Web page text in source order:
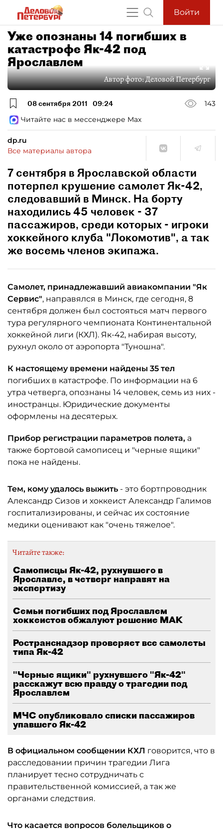
Войти
Уже опознаны 14 погибших в
катастрофе Як-42 под
Ярославлем
Автор фото:Деловой Петербург
08 сентября 2011 09:24
143
Читайте нас в мессенджере Max
dp.ru
Все материалы автора
7 сентября в Ярославской области
потерпел крушение самолет Як-42,
следовавший в Минск. На борту
находились 45 человек - 37
пассажиров, среди которых - игроки
хоккейного клуба "Локомотив", а так
же восемь членов экипажа.
Самолет, принадлежавший авиакомпании "Як
Сервис", направялся в Минск, где сегодня, 8
сентября должен был состояться матч первого
тура регулярного чемпионата Континентальной
хоккейной лиги (КХЛ). Як-42, набирая высоту,
рухнул около от аэропорта "Туношна".
К настоящему времени найдены 35 тел
погибших в катастрофе. По информации на 6
утра четверга, опознаны 14 человек, семь из них -
иностранцы. Юридические документы
оформлены на десятерых.
Прибор регистрации параметров полета, а
также бортовой самописец и "черные ящики"
пока не найдены.
Тем, кому удалось выжить - это бортпроводник
Александр Сизов и хоккеист Александр Галимов
госпитализированы, и сейчас их состояние
медики оценивают как "очень тяжелое".
Читайте также:
Самописцы Як-42, рухнувшего в
Ярославле, в четверг направят на
экспертизу
Семьи погибших под Ярославлем
хоккеистов обжалуют решение МАК
Ространснадзор проверяет все самолеты
типа Як-42
"Черные ящики" рухнувшего "Як-42"
расскажут всю правду о трагедии под
Ярославлем
МЧС опубликовало списки пассажиров
упавшего Як-42
В официальном сообщении КХЛ говорится, что в
расследовании причин трагедии Лига
планирует тесно сотрудничать с
правительственной комиссией, а так же
органами следствия.
Что касается вопросов болельщиков о